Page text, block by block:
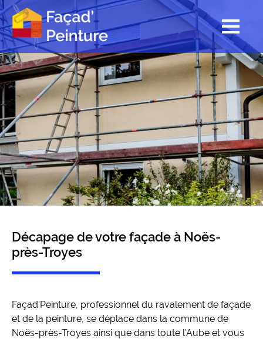
Décapage de votre façade à Noës-
près-Troyes
Façad'Peinture, professionnel du ravalement de façade
et de la peinture, se déplace dans la commune de
Noës-près-Troyes ainsi que dans toute l'Aube et vous